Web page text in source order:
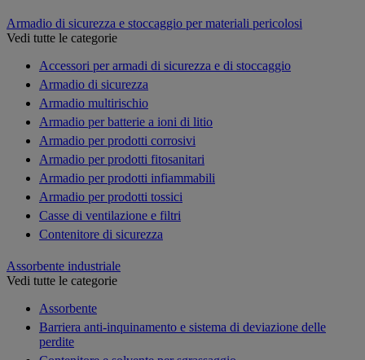
Armadio di sicurezza e stoccaggio per materiali pericolosi
Vedi tutte le categorie
Accessori per armadi di sicurezza e di stoccaggio
Armadio di sicurezza
Armadio multirischio
Armadio per batterie a ioni di litio
Armadio per prodotti corrosivi
Armadio per prodotti fitosanitari
Armadio per prodotti infiammabili
Armadio per prodotti tossici
Casse di ventilazione e filtri
Contenitore di sicurezza
Assorbente industriale
Vedi tutte le categorie
Assorbente
Barriera anti-inquinamento e sistema di deviazione delle
perdite